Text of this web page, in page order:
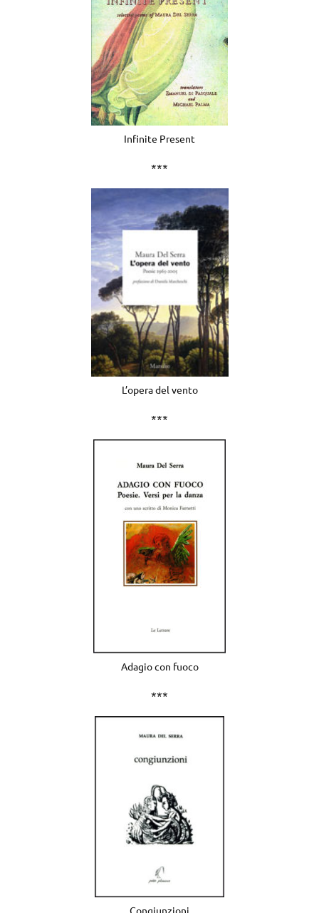
Infinite Present
***
L’opera del vento
***
Adagio con fuoco
***
Congiunzioni